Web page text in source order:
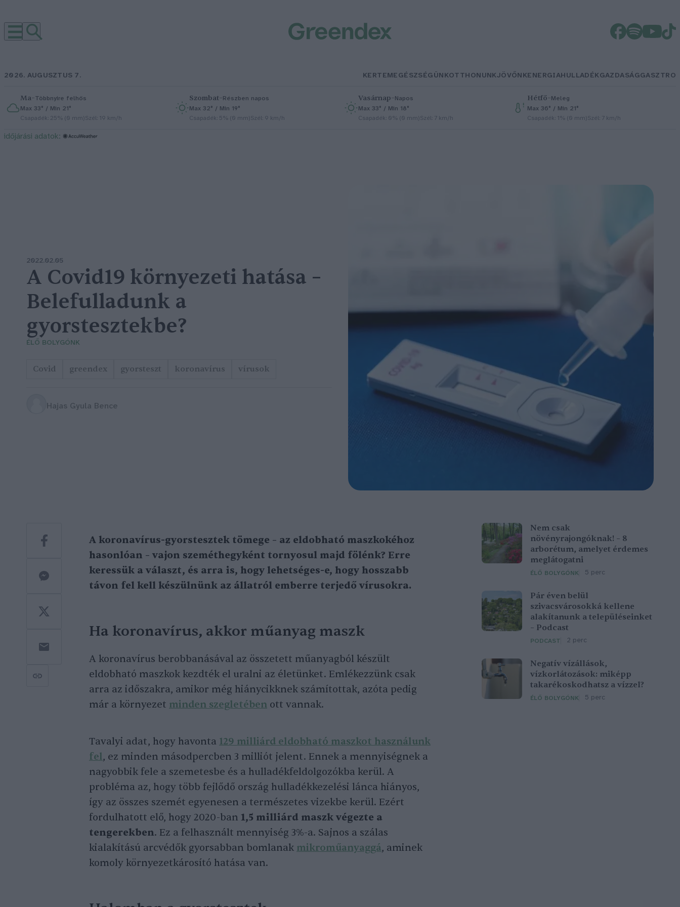
2026. AUGUSZTUS 7. KERTEMEGÉSZSÉGÜNKOTTHONUNKJÖVŐNKENERGIAHULLADÉKGAZDASÁGGASZTRO
Ma–Többnyire felhős
Max 33° / Min 21°
Csapadék: 25% (0 mm)Szél: 19 km/h
Szombat–Részben napos
Max 32° / Min 19°
Csapadék: 5% (0 mm)Szél: 9 km/h
Vasárnap–Napos
Max 33° / Min 18°
Csapadék: 0% (0 mm)Szél: 7 km/h
Hétfő–Meleg
Max 36° / Min 21°
Csapadék: 1% (0 mm)Szél: 7 km/h
időjárási adatok:
2022.02.05
A Covid19 környezeti hatása –
Belefulladunk a
gyorstesztekbe?
ÉLŐ BOLYGÓNK
Covid greendex gyorsteszt koronavírus vírusok
Hajas Gyula Bence
A koronavírus-gyorstesztek tömege – az eldobható maszkokéhoz
hasonlóan – vajon szeméthegyként tornyosul majd fölénk? Erre
keressük a választ, és arra is, hogy lehetséges-e, hogy hosszabb
távon fel kell készülnünk az állatról emberre terjedő vírusokra.
Ha koronavírus, akkor műanyag maszk
A koronavírus berobbanásával az összetett műanyagból készült
eldobható maszkok kezdték el uralni az életünket. Emlékezzünk csak
arra az időszakra, amikor még hiánycikknek számítottak, azóta pedig
már a környezet minden szegletében ott vannak.
Tavalyi adat, hogy havonta 129 milliárd eldobható maszkot használunk
fel, ez minden másodpercben 3 milliót jelent. Ennek a mennyiségnek a
nagyobbik fele a szemetesbe és a hulladékfeldolgozókba kerül. A
probléma az, hogy több fejlődő ország hulladékkezelési lánca hiányos,
így az összes szemét egyenesen a természetes vizekbe kerül. Ezért
fordulhatott elő, hogy 2020-ban 1,5 milliárd maszk végezte a
tengerekben. Ez a felhasznált mennyiség 3%-a. Sajnos a szálas
kialakítású arcvédők gyorsabban bomlanak mikroműanyaggá, aminek
komoly környezetkárosító hatása van.
Nem csak
növényrajongóknak! – 8
arborétum, amelyet érdemes
meglátogatni
ÉLŐ BOLYGÓNK 5 perc
Pár éven belül
szivacsvárosokká kellene
alakítanunk a településeinket
– Podcast
PODCAST 2 perc
Negatív vízállások,
vízkorlátozások: miképp
takarékoskodhatsz a vízzel?
ÉLŐ BOLYGÓNK 5 perc